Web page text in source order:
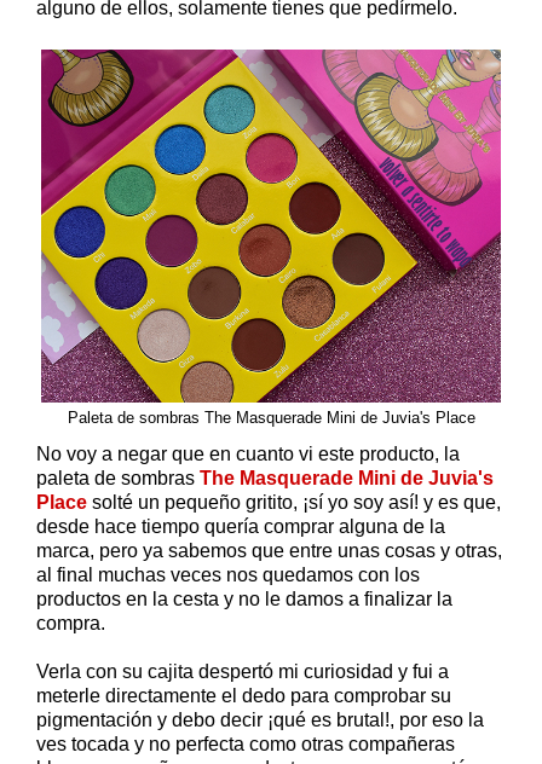
alguno de ellos, solamente tienes que pedírmelo.
Paleta de sombras The Masquerade Mini de Juvia's Place
No voy a negar que en cuanto vi este producto, la
paleta de sombras The Masquerade Mini de Juvia's
Place solté un pequeño gritito, ¡sí yo soy así! y es que,
desde hace tiempo quería comprar alguna de la
marca, pero ya sabemos que entre unas cosas y otras,
al final muchas veces nos quedamos con los
productos en la cesta y no le damos a finalizar la
compra.
Verla con su cajita despertó mi curiosidad y fui a
meterle directamente el dedo para comprobar su
pigmentación y debo decir ¡qué es brutal!, por eso la
ves tocada y no perfecta como otras compañeras